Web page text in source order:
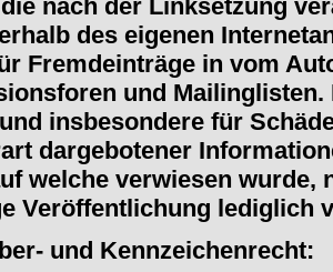
nach der Linksetzung
des eigenen
Fremdeinträge in vom
und
insbesondere für
dargebotener
welche verwiesen
Veröffentlichung lediglich
und Kennzeichenrecht: